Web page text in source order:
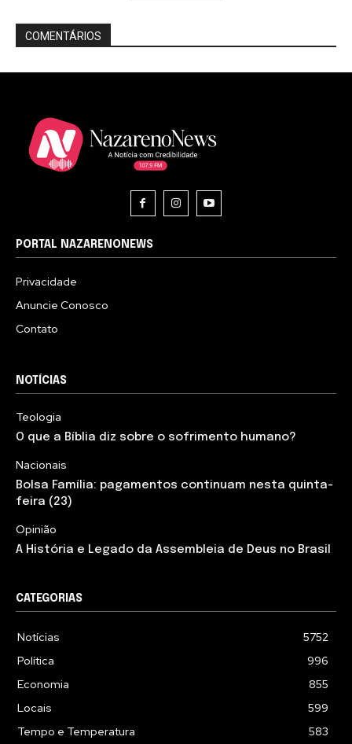
COMENTÁRIOS
PORTAL NAZARENONEWS
Privacidade
Anuncie Conosco
Contato
NOTÍCIAS
Teologia
O que a Bíblia diz sobre o sofrimento humano?
Nacionais
Bolsa Família: pagamentos continuam nesta quinta-
feira (23)
Opinião
A História e Legado da Assembleia de Deus no Brasil
CATEGORIAS
Notícias
5752
Política
996
Economia
855
Locais
599
Tempo e Temperatura
583